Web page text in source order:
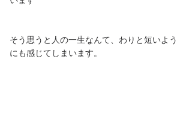
そう思うと人の一生なんて、わりと短いよう
にも感じてしまいます。